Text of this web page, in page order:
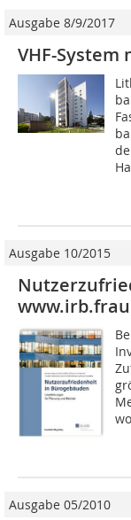
Ausgabe 8/9/2017
VHF-
Ausgabe 10/2015
Ausgabe 05/2010